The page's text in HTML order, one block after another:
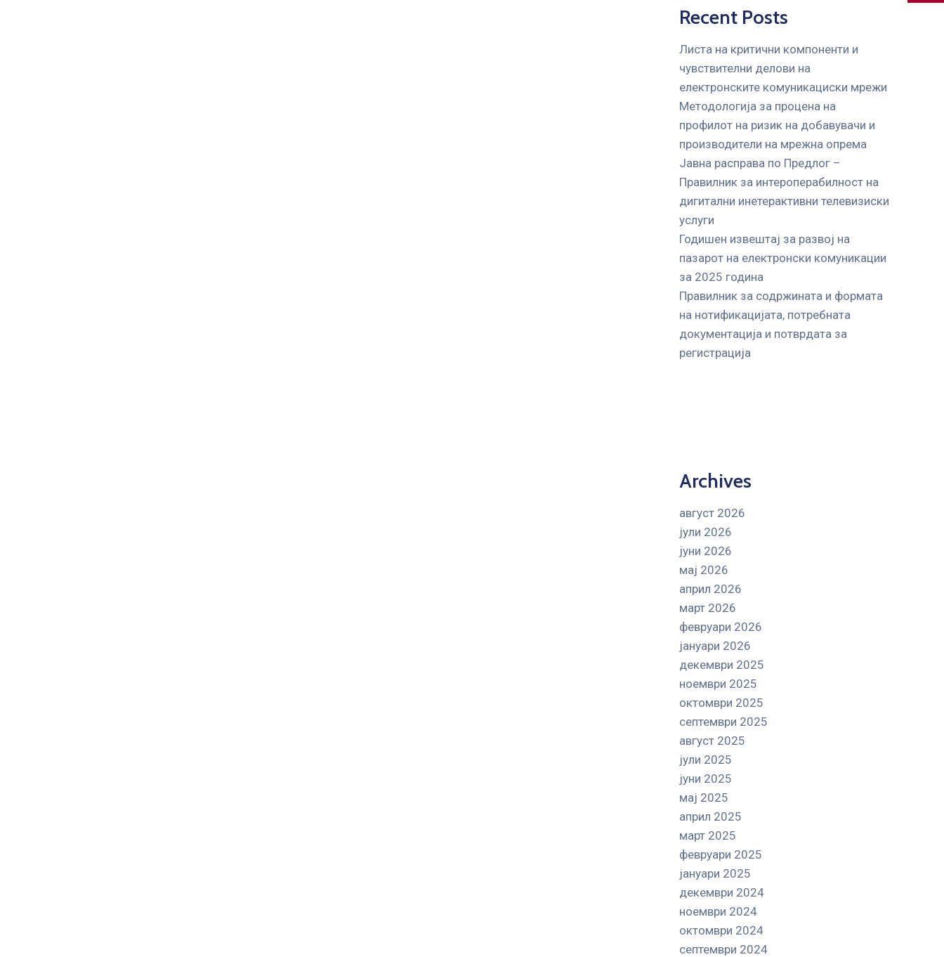
Recent Posts
Листа на критични компоненти и
чувствителни делови на
електронските комуникациски мрежи
Mетодологија за процена на
профилот на ризик на добавувачи и
производители на мрежна опрема
Јавна расправа по Предлог –
Правилник за интероперабилност на
дигитални инетерактивни телевизиски
услуги
Годишен извештај за развој на
пазарот на електронски комуникации
за 2025 година
Правилник за содржината и формата
на нотификацијата, потребната
документација и потврдата за
регистрација
Archives
август 2026
јули 2026
јуни 2026
мај 2026
април 2026
март 2026
февруари 2026
јануари 2026
декември 2025
ноември 2025
октомври 2025
септември 2025
август 2025
јули 2025
јуни 2025
мај 2025
април 2025
март 2025
февруари 2025
јануари 2025
декември 2024
ноември 2024
октомври 2024
септември 2024